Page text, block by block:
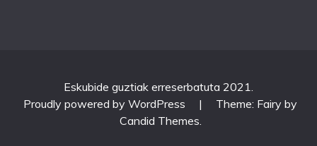
Eskubide guztiak erreserbatuta 2021.
Proudly powered by WordPress
|
Theme: Fairy by
Candid Themes